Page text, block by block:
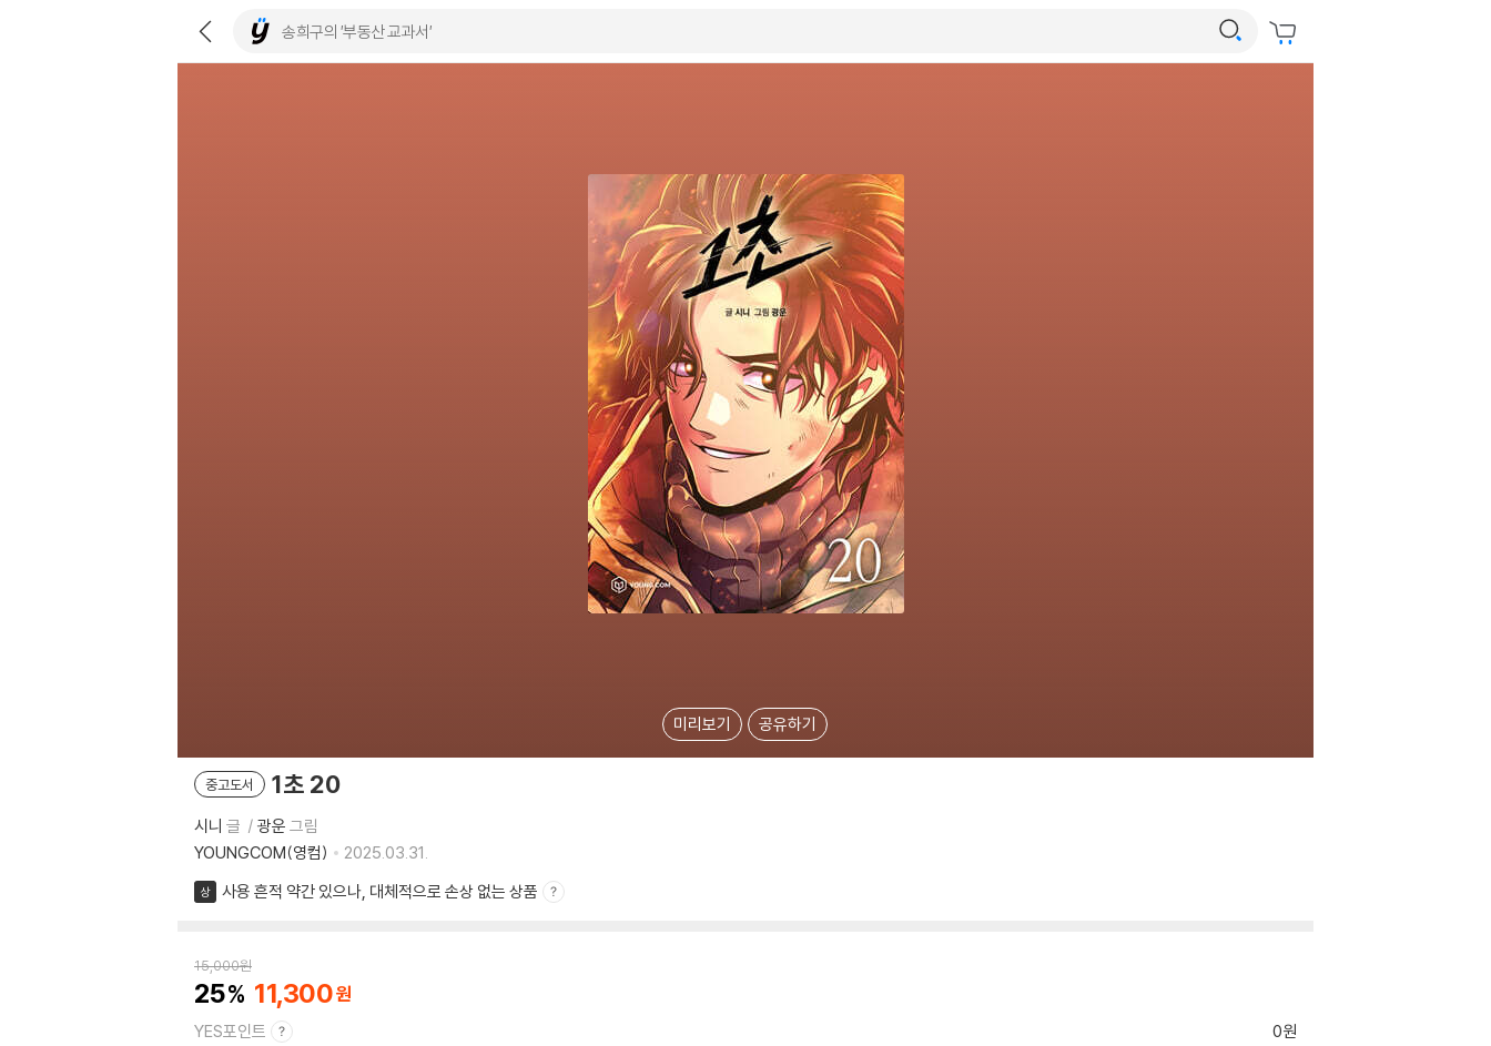
미리보기 공유하기
중고도서 1초 20
시니 글 광운 그림
YOUNGCOM(영컴)
2025.03.31.
상 사용 흔적 약간 있으나, 대체적으로 손상 없는 상품
15,000원
25 11,300
YES포인트 0원